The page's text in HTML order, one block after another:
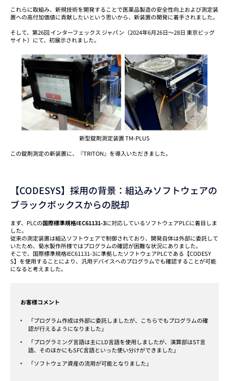
これらに取組み、新規技術を開発することで医薬品製造の安全性向上および測定装
置への高付加価値に貢献したいという思いから、新装置の開発に着手されました。
そして、第26回 インターフェックス ジャパン（2024年6月26日～28日 東京ビッグ
サイト）にて、初展示されました。
新型錠剤測定装置 TM-PLUS
この錠剤測定の新装置に、『TRITON』を導入いただきました。
【CODESYS】採用の背景：組込みソフトウェアの
ブラックボックスからの脱却
まず、PLCの国際標準規格IEC61131-3に対応しているソフトウェアPLCに着目しま
した。
従来の測定装置は組込ソフトウェアで制御されており、開発自体は外部に委託して
いたため、菊水製作所様ではプログラムの確認が困難な状況にありました。
そこで、国際標準規格IEC61131-3に準拠したソフトウェアPLCである【CODESY
S】を使用することにより、汎用デバイスへのプログラムでも確認することが可能
になると考えました。
お客様コメント
「プログラム作成は外部に委託しましたが、こちらでもプログラムの確
認が行えるようになりました」
「プログラミング言語は主にLD言語を使用しましたが、演算部はST言
語、そのほかにもSFC言語といった使い分けができました」
「ソフトウェア資産の流用が可能となりました」